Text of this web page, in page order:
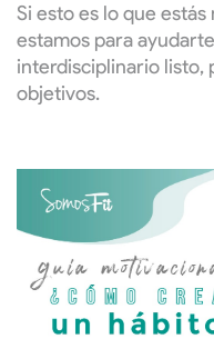
Si esto es lo que
estamos para
interdisciplinario listo,
objetivos.